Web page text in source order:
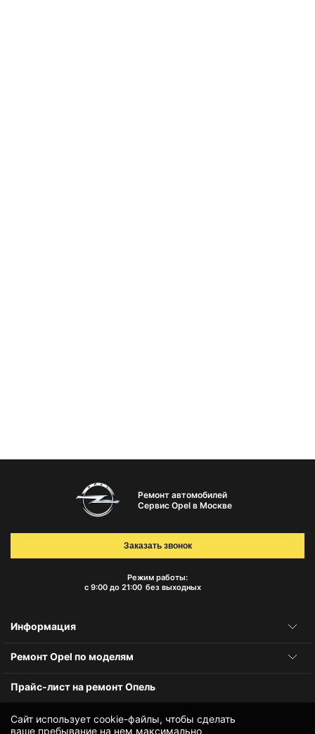
Сайт использует cookie-файлы, чтобы сделать
ваше пребывание на нем максимально
Ремонт автомобилей
Сервис Opel в Москве
Режим работы:
с 9:00 до 21:00 без выходных
Заказать звонок
Информация
Ремонт Opel по моделям
Прайс-лист на ремонт Опель